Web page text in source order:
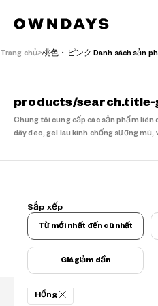
Trang chủ 桃色・ピンク Danh sách sản
products/search.title-
Chúng tôi cung cấp các sản phẩm liên
dây đeo, gel lau kính chống sương mù,
kết quả
Điều kiện lọc
Hồng
Sắp xếp
Từ mới nhất đến cũ nhất
Giá giảm dần
Tìm kiếm sản phẩm